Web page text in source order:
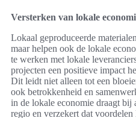
Versterken van lokale
Lokaal geproduceerde
maar helpen ook de lokale
te werken met lokale
projecten een positieve impact
Dit leidt niet alleen tot een
ook betrokkenheid en
in de lokale economie draagt bij
regio en verzekert dat